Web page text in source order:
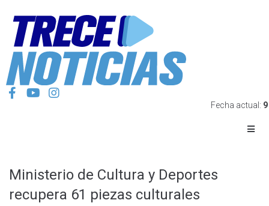
Fecha actual:
Ministerio de Cultura y Deportes
recupera 61 piezas culturales